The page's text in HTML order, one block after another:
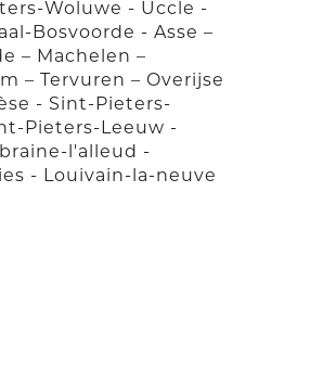
Woluwe - Uccle -
Bosvoorde - Asse –
– Machelen –
– Tervuren – Overijse
- Sint-Pieters-
Pieters-Leeuw -
l'alleud -
- Louivain-la-neuve